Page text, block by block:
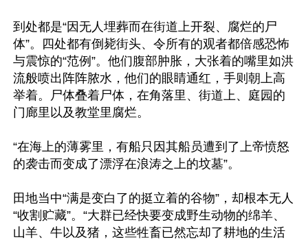
到处都是“因无人埋葬而在街道上开裂、腐烂的尸
体”。四处都有倒毙街头、令所有的观者都倍感恐怖
与震惊的“范例”。他们腹部肿胀，大张着的嘴里如洪
流般喷出阵阵脓水，他们的眼睛通红，手则朝上高
举着。尸体叠着尸体，在角落里、街道上、庭园的
门廊里以及教堂里腐烂。
“在海上的薄雾里，有船只因其船员遭到了上帝愤怒
的袭击而变成了漂浮在浪涛之上的坟墓”。
田地当中“满是变白了的挺立着的谷物”，却根本无人
“收割贮藏”。“大群已经快要变成野生动物的绵羊、
山羊、牛以及猪，这些牲畜已然忘却了耕地的生活